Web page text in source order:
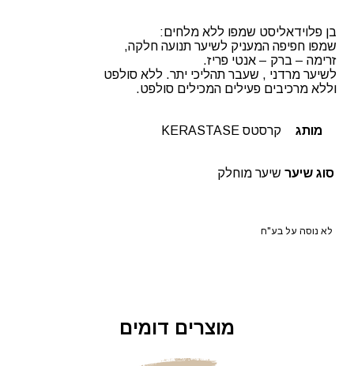
בן פלוידאליסט שמפו ללא מלחים:
שמפו חפיפה המעניק לשיער תנועה חלקה,
זרימה – ברק – אנטי פריז.
לשיער מרדני , שעבר תהליכי יתר. ללא סולפט
וללא מרכיבים פעילים המכילים סולפט.
מותג קרסטס KERASTASE
סוג שיער שיער מוחלק
לא נוסה על בע"ח
מוצרים דומים